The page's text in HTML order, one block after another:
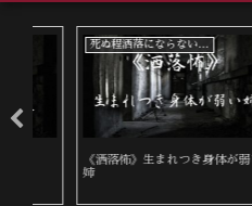
死ぬ程洒落にならない怖い話
《洒落怖》生まれつき身体が弱い